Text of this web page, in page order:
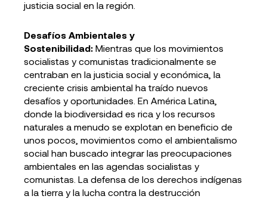
justicia social en la región.
Desafíos Ambientales y
Sostenibilidad: Mientras que los movimientos
socialistas y comunistas tradicionalmente se
centraban en la justicia social y económica, la
creciente crisis ambiental ha traído nuevos
desafíos y oportunidades. En América Latina,
donde la biodiversidad es rica y los recursos
naturales a menudo se explotan en beneficio de
unos pocos, movimientos como el ambientalismo
social han buscado integrar las preocupaciones
ambientales en las agendas socialistas y
comunistas. La defensa de los derechos indígenas
a la tierra y la lucha contra la destrucción